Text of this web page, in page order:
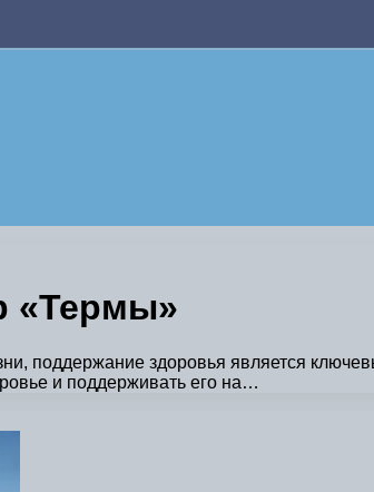
«Термы»
поддержание здоровья является
и поддерживать его на…